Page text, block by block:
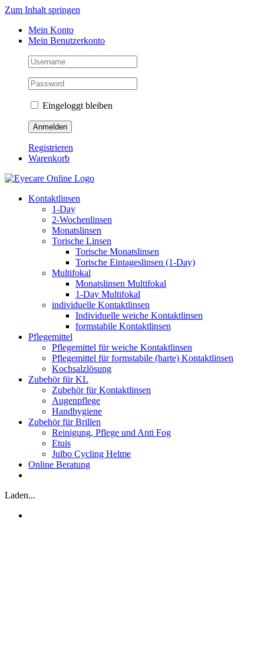
Zum Inhalt springen
Mein Konto
Mein Benutzerkonto
Eingeloggt bleiben
Registrieren
Warenkorb
Kontaktlinsen
1-Day
2-Wochenlinsen
Monatslinsen
Torische Linsen
Torische Monatslinsen
Torische Eintageslinsen (1-Day)
Multifokal
Monatslinsen Multifokal
1-Day Multifokal
individuelle Kontaktlinsen
Individuelle weiche Kontaktlinsen
formstabile Kontaktlinsen
Pflegemittel
Pflegemittel für weiche Kontaktlinsen
Pflegemittel für formstabile (harte) Kontaktlinsen
Kochsalzlösung
Zubehör für KL
Zubehör für Kontaktlinsen
Augenpflege
Handhygiene
Zubehör für Brillen
Reinigung, Pflege und Anti Fog
Etuis
Julbo Cycling Helme
Online Beratung
Laden...